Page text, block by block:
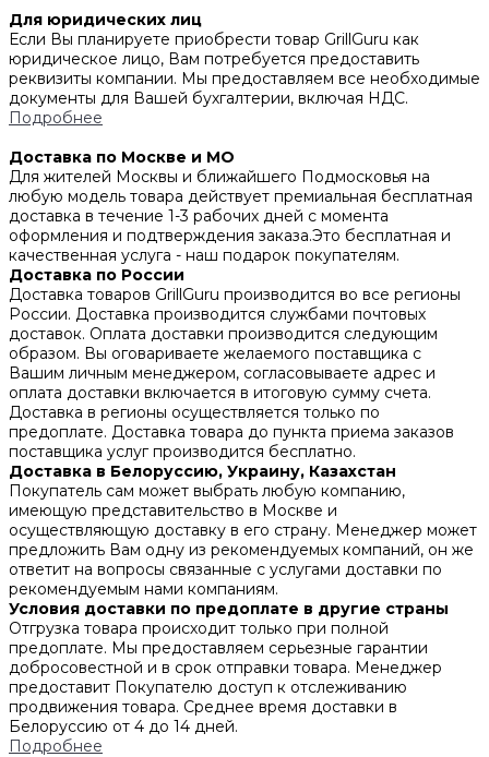
Для юридических лиц
Если Вы планируете приобрести товар GrillGuru как
юридическое лицо, Вам потребуется предоставить
реквизиты компании. Мы предоставляем все необходимые
документы для Вашей бухгалтерии, включая НДС.
Подробнее
Доставка по Москве и МО
Для жителей Москвы и ближайшего Подмосковья на
любую модель товара действует премиальная бесплатная
доставка в течение 1-3 рабочих дней с момента
оформления и подтверждения заказа.Это бесплатная и
качественная услуга - наш подарок покупателям.
Доставка по России
Доставка товаров GrillGuru производится во все регионы
России. Доставка производится службами почтовых
доставок. Оплата доставки производится следующим
образом. Вы оговариваете желаемого поставщика с
Вашим личным менеджером, согласовываете адрес и
оплата доставки включается в итоговую сумму счета.
Доставка в регионы осуществляется только по
предоплате. Доставка товара до пункта приема заказов
поставщика услуг производится бесплатно.
Доставка в Белоруссию, Украину, Казахстан
Покупатель сам может выбрать любую компанию,
имеющую представительство в Москве и
осуществляющую доставку в его страну. Менеджер может
предложить Вам одну из рекомендуемых компаний, он же
ответит на вопросы связанные с услугами доставки по
рекомендуемым нами компаниям.
Условия доставки по предоплате в другие страны
Отгрузка товара происходит только при полной
предоплате. Мы предоставляем серьезные гарантии
добросовестной и в срок отправки товара. Менеджер
предоставит Покупателю доступ к отслеживанию
продвижения товара. Среднее время доставки в
Белоруссию от 4 до 14 дней.
Подробнее